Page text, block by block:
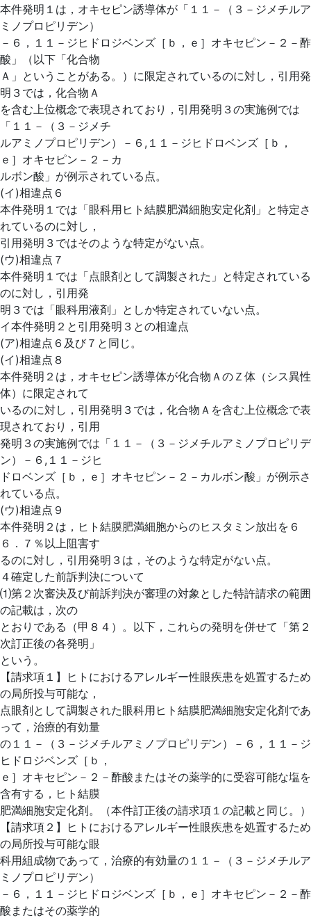
本件発明１は，オキセピン誘導体が「１１－（３－ジメチルア
ミノプロピリデン）
－６，１１－ジヒドロジベンズ［ｂ，ｅ］オキセピン－２－酢
酸」（以下「化合物
Ａ」ということがある。）に限定されているのに対し，引用発
明３では，化合物Ａ
を含む上位概念で表現されており，引用発明３の実施例では
「１１－（３－ジメチ
ルアミノプロピリデン）－６,１１－ジヒドロベンズ［ｂ，
ｅ］オキセピン－２－カ
ルボン酸」が例示されている点。
(イ)相違点６
本件発明１では「眼科用ヒト結膜肥満細胞安定化剤」と特定さ
れているのに対し，
引用発明３ではそのような特定がない点。
(ウ)相違点７
本件発明１では「点眼剤として調製された」と特定されている
のに対し，引用発
明３では「眼科用液剤」としか特定されていない点。
イ本件発明２と引用発明３との相違点
(ア)相違点６及び７と同じ。
(イ)相違点８
本件発明２は，オキセピン誘導体が化合物ＡのＺ体（シス異性
体）に限定されて
いるのに対し，引用発明３では，化合物Ａを含む上位概念で表
現されており，引用
発明３の実施例では「１１－（３－ジメチルアミノプロピリデ
ン）－６,１１－ジヒ
ドロベンズ［ｂ，ｅ］オキセピン－２－カルボン酸」が例示さ
れている点。
(ウ)相違点９
本件発明２は，ヒト結膜肥満細胞からのヒスタミン放出を６
６．７％以上阻害す
るのに対し，引用発明３は，そのような特定がない点。
４確定した前訴判決について
⑴第２次審決及び前訴判決が審理の対象とした特許請求の範囲
の記載は，次の
とおりである（甲８４）。以下，これらの発明を併せて「第２
次訂正後の各発明」
という。
【請求項１】ヒトにおけるアレルギー性眼疾患を処置するため
の局所投与可能な，
点眼剤として調製された眼科用ヒト結膜肥満細胞安定化剤であ
って，治療的有効量
の１１－（３－ジメチルアミノプロピリデン）－６，１１－ジ
ヒドロジベンズ［ｂ，
ｅ］オキセピン－２－酢酸またはその薬学的に受容可能な塩を
含有する，ヒト結膜
肥満細胞安定化剤。（本件訂正後の請求項１の記載と同じ。）
【請求項２】ヒトにおけるアレルギー性眼疾患を処置するため
の局所投与可能な眼
科用組成物であって，治療的有効量の１１－（３－ジメチルア
ミノプロピリデン）
－６，１１－ジヒドロジベンズ［ｂ，ｅ］オキセピン－２－酢
酸またはその薬学的